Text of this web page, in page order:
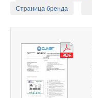
Страница бренда